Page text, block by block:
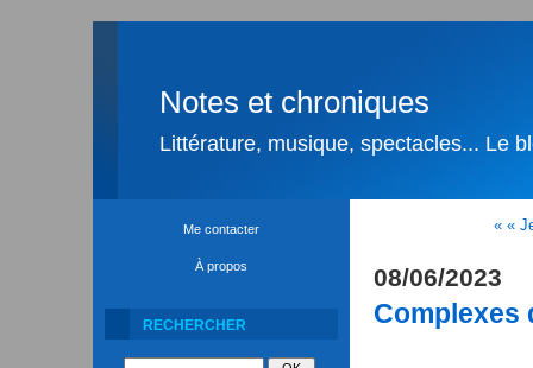
Notes et chroniques
Littérature, musique, spectacles... Le
Me contacter
À propos
RECHERCHER
« «
08/06/2023
Complexes